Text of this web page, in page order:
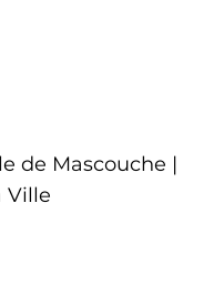
de Mascouche |
Ville